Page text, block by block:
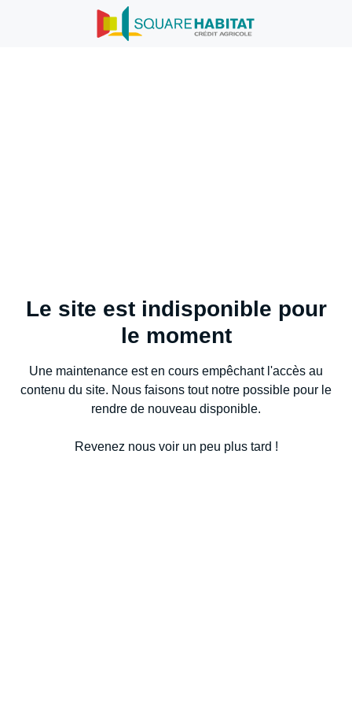
Le site est indisponible pour
le moment
Une maintenance est en cours empêchant l'accès au
contenu du site. Nous faisons tout notre possible pour le
rendre de nouveau disponible.
Revenez nous voir un peu plus tard !